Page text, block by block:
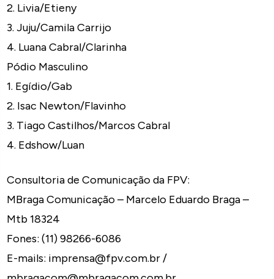
2. Livia/Etieny
3. Juju/Camila Carrijo
4. Luana Cabral/Clarinha
Pódio Masculino
1. Egídio/Gab
2. Isac Newton/Flavinho
3. Tiago Castilhos/Marcos Cabral
4. Edshow/Luan
Consultoria de Comunicação da FPV:
MBraga Comunicação – Marcelo Eduardo Braga –
Mtb 18324
Fones: (11) 98266-6086
E-mails: imprensa@fpv.com.br /